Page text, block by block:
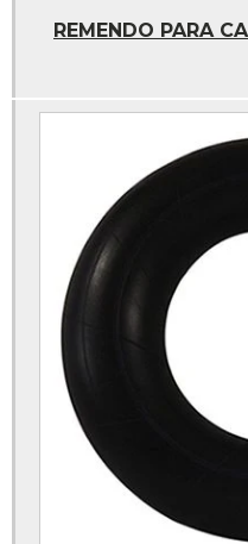
Contrapeso adesivo
Faixa refletiva caminhão
Faixa refletiva parachoque
Kit lukatec
Kit truck
Manchão a frio
Parafusadeira pneumatica
Pasta para montagem de pneus
Peças para rodoar de caminhao
REMENDO PARA